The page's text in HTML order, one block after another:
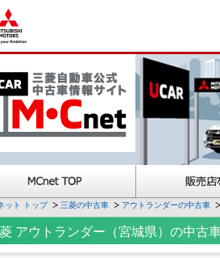
ット トップ 三菱の中古車 アウトランダーの中古車
アウトランダー（宮城県）の中古